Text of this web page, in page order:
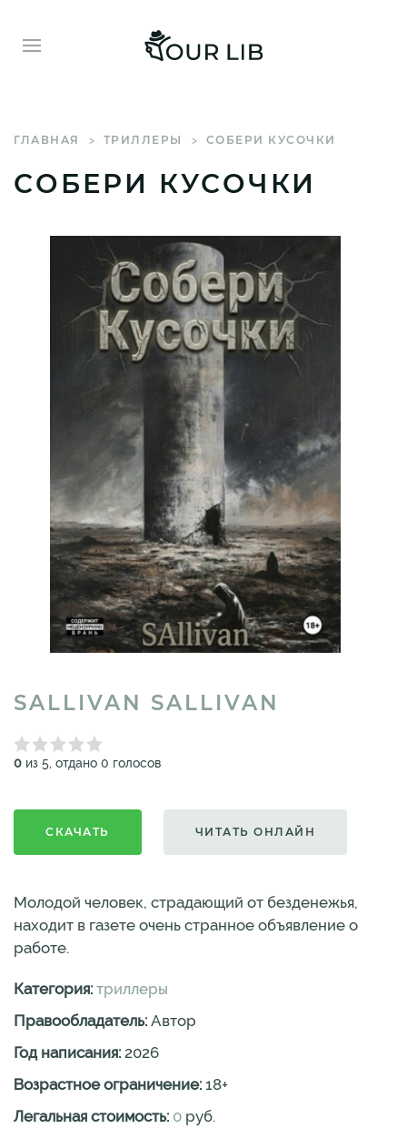
ГЛАВНАЯ ТРИЛЛЕРЫ СОБЕРИ КУСОЧКИ
СОБЕРИ КУСОЧКИ
SALLIVAN SALLIVAN
0 из 5, отдано 0 голосов
СКАЧАТЬ ЧИТАТЬ ОНЛАЙН
Молодой человек, страдающий от безденежья,
находит в газете очень странное объявление о
работе.
Категория: триллеры
Правообладатель: Автор
Год написания: 2026
Возрастное ограничение: 18+
Легальная стоимость: 0 руб.